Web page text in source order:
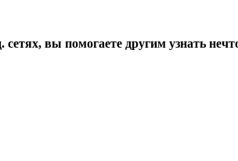
вы помогаете другим узнать